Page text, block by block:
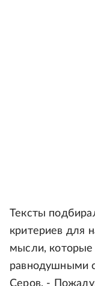
Тексты
критериев для
мысли,
равнодушными
Серов. -